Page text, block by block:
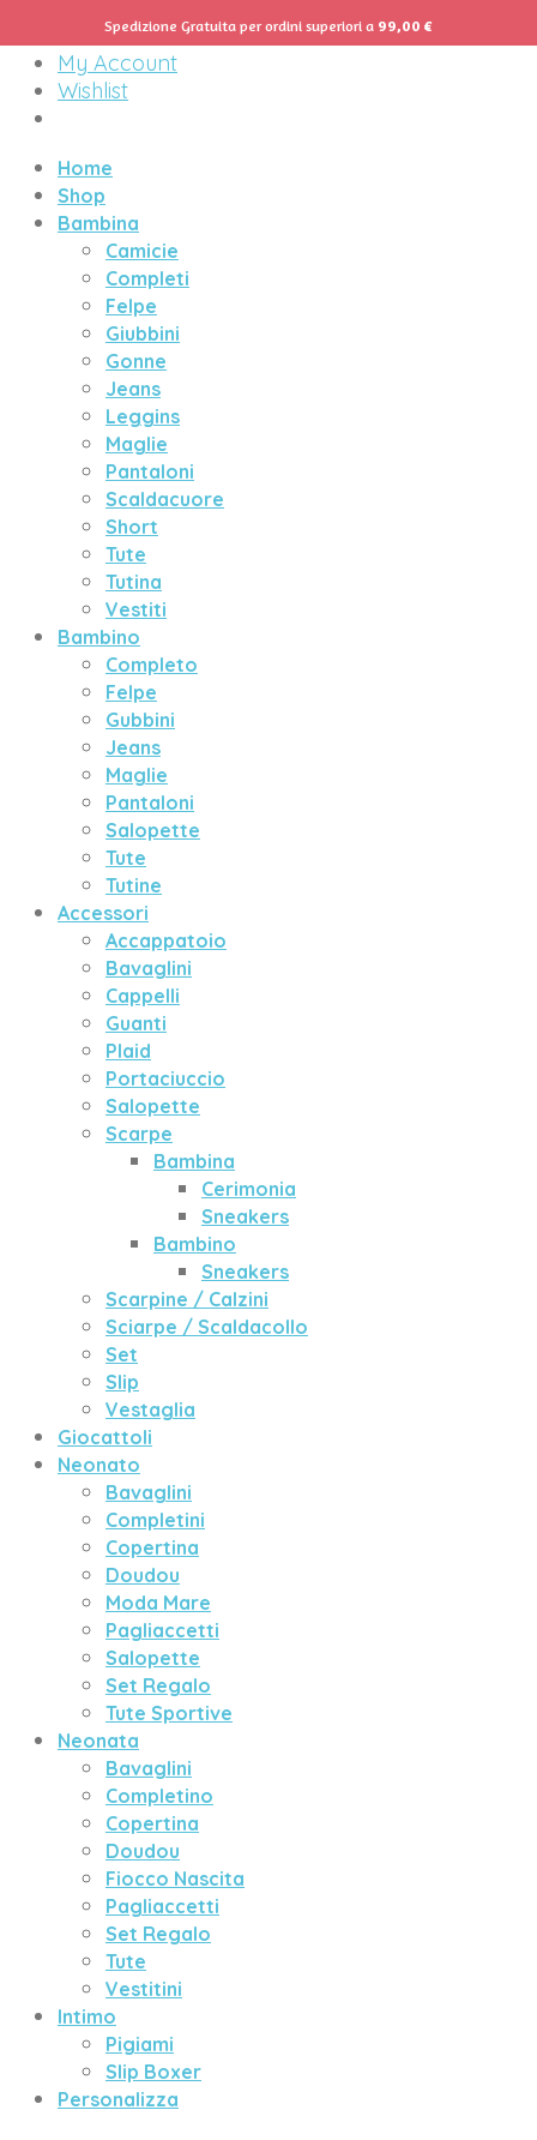
Menu
My Account
Wishlist
Home
Shop
Bambina
Camicie
Completi
Felpe
Giubbini
Gonne
Jeans
Leggins
Maglie
Pantaloni
Scaldacuore
Short
Tute
Tutina
Vestiti
Bambino
Completo
Felpe
Gubbini
Jeans
Maglie
Pantaloni
Salopette
Tute
Tutine
Accessori
Accappatoio
Bavaglini
Cappelli
Guanti
Plaid
Portaciuccio
Salopette
Scarpe
Bambina
Cerimonia
Sneakers
Bambino
Sneakers
Scarpine / Calzini
Sciarpe / Scaldacollo
Set
Slip
Vestaglia
Giocattoli
Neonato
Bavaglini
Completini
Copertina
Doudou
Moda Mare
Pagliaccetti
Salopette
Set Regalo
Tute Sportive
Neonata
Bavaglini
Completino
Copertina
Doudou
Fiocco Nascita
Pagliaccetti
Set Regalo
Tute
Vestitini
Intimo
Pigiami
Slip Boxer
Personalizza
Spedizione Gratuita per ordini superiori a 99,00 €